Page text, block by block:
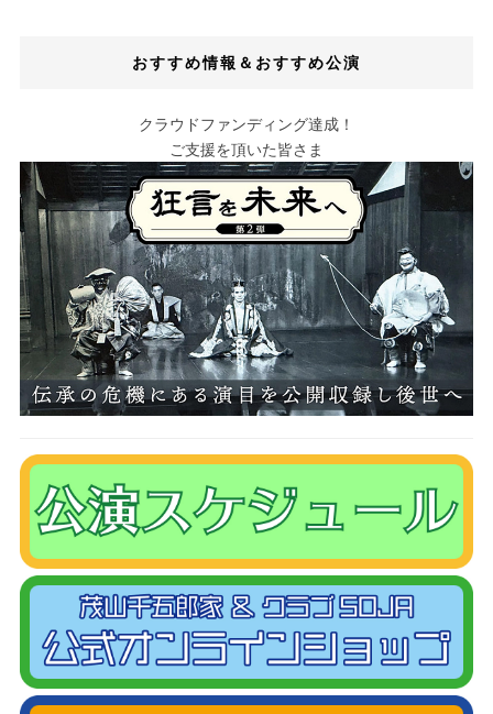
おすすめ情報＆おすすめ公演
クラウドファンディング達成！
ご支援を頂いた皆さま